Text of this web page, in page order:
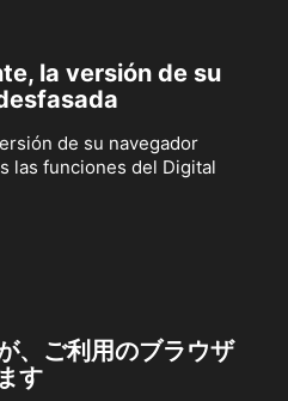
la versión de su
de su navegador
las funciones del Digital
、ご利用のブラウザ
す